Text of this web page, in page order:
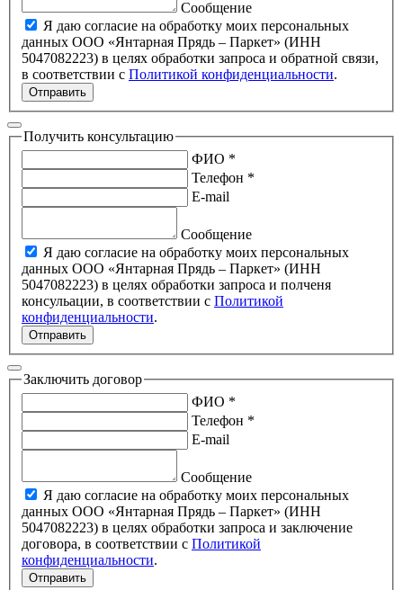
Сообщение
Я даю согласие на обработку моих персональных
данных ООО «Янтарная Прядь – Паркет» (ИНН
5047082223) в целях обработки запроса и обратной связи,
в соответствии с Политикой конфиденциальности.
Отправить
Получить консультацию
ФИО *
Телефон *
E-mail
Сообщение
Я даю согласие на обработку моих персональных
данных ООО «Янтарная Прядь – Паркет» (ИНН
5047082223) в целях обработки запроса и полченя
консульации, в соответствии с Политикой
конфиденциальности.
Отправить
Заключить договор
ФИО *
Телефон *
E-mail
Сообщение
Я даю согласие на обработку моих персональных
данных ООО «Янтарная Прядь – Паркет» (ИНН
5047082223) в целях обработки запроса и заключение
договора, в соответствии с Политикой
конфиденциальности.
Отправить